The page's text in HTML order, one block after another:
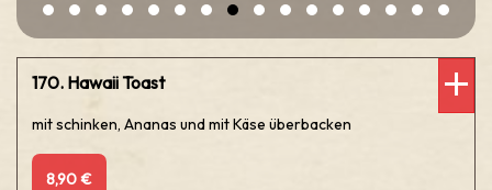
170. Hawaii Toast
mit schinken, Ananas und mit Käse überbacken
8,90 €